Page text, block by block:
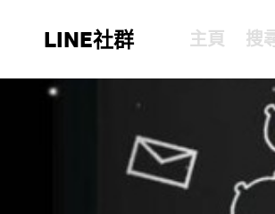
LINE社群 主頁 搜